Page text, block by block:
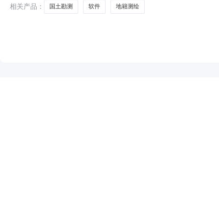
相关产品：
国土勘测 软件 地籍测绘